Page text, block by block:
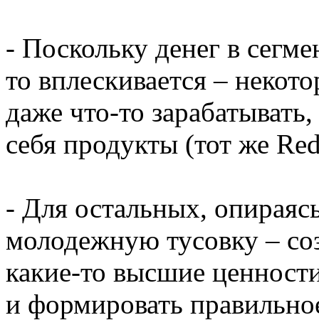
- Поскольку денег в
то вплескивается –
даже что-то
себя продукты (тот же
- Для остальных,
молодежную тусовку –
какие-то высшие
и формировать